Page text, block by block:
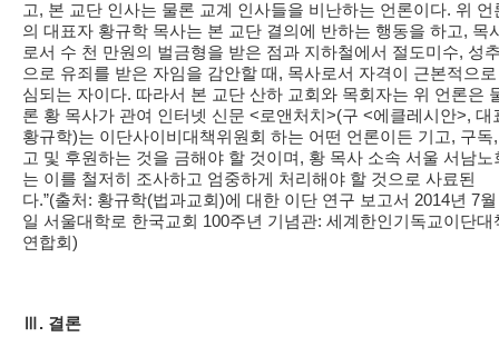
고, 본 교단 인사는 물론 교계 인사들을 비난하는 언론이다. 위 언
의 대표자 황규학 목사는 본 교단 결의에 반하는 행동을 하고, 목
로서 수 천 만원의 벌금형을 받은 점과 지하철에서 절도미수, 성
으로 유죄를 받은 자임을 감안할 때, 목사로서 자격이 근본적으
심되는 자이다. 따라서 본 교단 산하 교회와 목회자는 위 언론은
론 황 목사가 관여 인터넷 신문 <로앤처치>(구 <에클레시안>, 대
황규학)는 이단사이비대책위원회 하는 어떤 언론이든 기고, 구독
고 및 후원하는 것을 금해야 할 것이며, 황 목사 소속 서울 서남노
는 이를 철저히 조사하고 엄중하게 처리해야 할 것으로 사료된
다.”(출처: 황규학(법과교회)에 대한 이단 연구 보고서 2014년 7
일 서울대학로 한국교회 100주년 기념관: 세계한인기독교이단대
연합회)
Ⅲ. 결론